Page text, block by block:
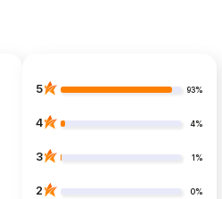
5 93%
4 4%
3 1%
2 0%